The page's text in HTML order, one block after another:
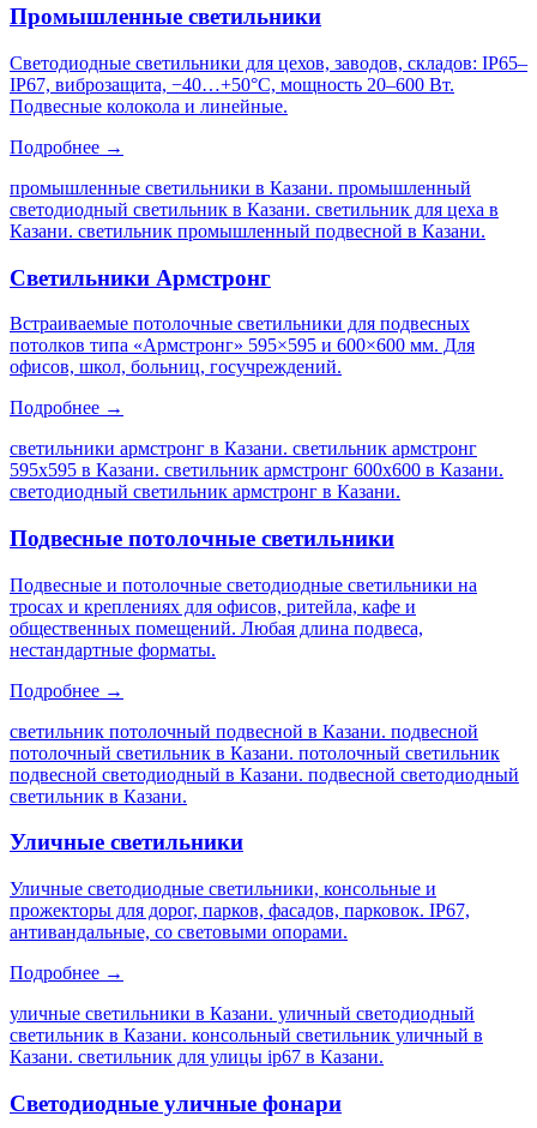
Промышленные светильники
Светодиодные светильники для цехов, заводов, складов: IP65–
IP67, виброзащита, −40…+50°C, мощность 20–600 Вт.
Подвесные колокола и линейные.
Подробнее →
промышленные светильники в Казани. промышленный
светодиодный светильник в Казани. светильник для цеха в
Казани. светильник промышленный подвесной в Казани.
Светильники Армстронг
Встраиваемые потолочные светильники для подвесных
потолков типа «Армстронг» 595×595 и 600×600 мм. Для
офисов, школ, больниц, госучреждений.
Подробнее →
светильники армстронг в Казани. светильник армстронг
595х595 в Казани. светильник армстронг 600х600 в Казани.
светодиодный светильник армстронг в Казани.
Подвесные потолочные светильники
Подвесные и потолочные светодиодные светильники на
тросах и креплениях для офисов, ритейла, кафе и
общественных помещений. Любая длина подвеса,
нестандартные форматы.
Подробнее →
светильник потолочный подвесной в Казани. подвесной
потолочный светильник в Казани. потолочный светильник
подвесной светодиодный в Казани. подвесной светодиодный
светильник в Казани.
Уличные светильники
Уличные светодиодные светильники, консольные и
прожекторы для дорог, парков, фасадов, парковок. IP67,
антивандальные, со световыми опорами.
Подробнее →
уличные светильники в Казани. уличный светодиодный
светильник в Казани. консольный светильник уличный в
Казани. светильник для улицы ip67 в Казани.
Светодиодные уличные фонари